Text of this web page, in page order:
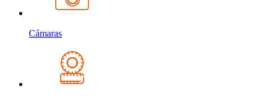
Cámaras